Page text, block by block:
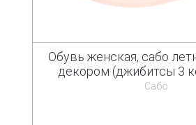
Обувь женская, сабо
декором (джибитсы 3
Сабо